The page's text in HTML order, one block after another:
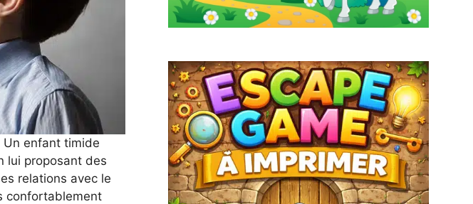
Un enfant timide
lui proposant des
relations avec le
confortablement